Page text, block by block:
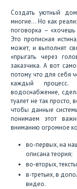
Создать уютный
многие… Но как
поговорка –
Это прописная
может, и выполнят
«прыгать через
заказчика. А вот
потому что для себя
каждый процесс.
водоснабжение,
туалет не так
чтобы данные
понимаем этот
вниманию огромное
во-первых, на
описана теория;
во-вторых,
в-третьих, в
видео.